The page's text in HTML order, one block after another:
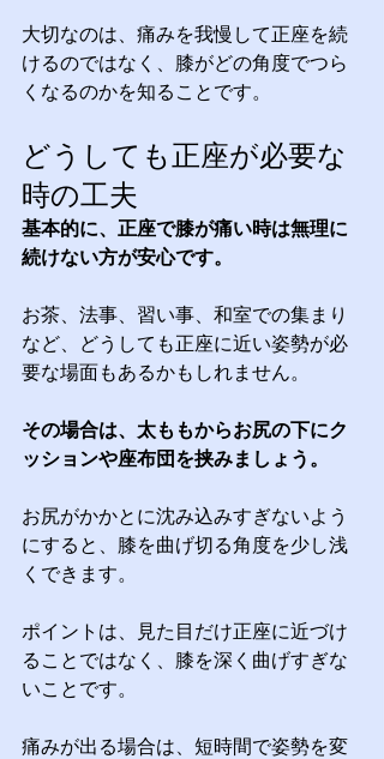
大切なのは、痛みを我慢して正座を続
けるのではなく、膝がどの角度でつら
くなるのかを知ることです。
どうしても正座が必要な
時の工夫
基本的に、正座で膝が痛い時は無理に
続けない方が安心です。
お茶、法事、習い事、和室での集まり
など、どうしても正座に近い姿勢が必
要な場面もあるかもしれません。
その場合は、太ももからお尻の下にク
ッションや座布団を挟みましょう。
お尻がかかとに沈み込みすぎないよう
にすると、膝を曲げ切る角度を少し浅
くできます。
ポイントは、見た目だけ正座に近づけ
ることではなく、膝を深く曲げすぎな
いことです。
痛みが出る場合は、短時間で姿勢を変